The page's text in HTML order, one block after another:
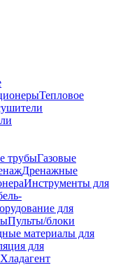
Тепловое
трубыГазовые
Дренажные
Инструменты для
для
Пульты/блоки
материалы для
для